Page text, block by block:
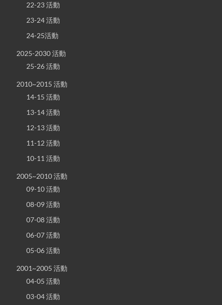
22-23 活動
23-24 活動
24-25活動
2025-2030 活動
25-26 活動
2010~2015 活動
14-15 活動
13-14 活動
12-13 活動
11-12 活動
10-11 活動
2005~2010 活動
09-10 活動
08-09 活動
07-08 活動
06-07 活動
05-06 活動
2001~2005 活動
04-05 活動
03-04 活動